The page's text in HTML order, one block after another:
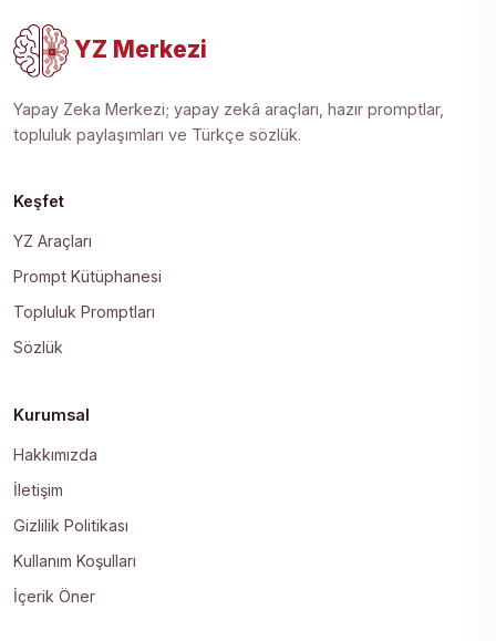
YZ Merkezi
Yapay Zeka Merkezi; yapay zekâ araçları, hazır promptlar,
topluluk paylaşımları ve Türkçe sözlük.
Keşfet
YZ Araçları
Prompt Kütüphanesi
Topluluk Promptları
Sözlük
Kurumsal
Hakkımızda
İletişim
Gizlilik Politikası
Kullanım Koşulları
İçerik Öner